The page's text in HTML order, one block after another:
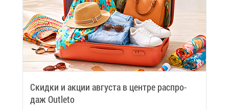
Скид­ки и ак­ции ав­гу­ста в цен­тре рас­про­
даж Outleto